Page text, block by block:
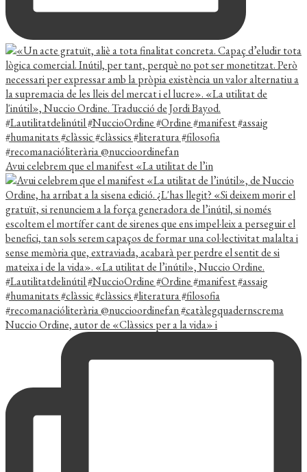
Avui celebrem que el manifest «La utilitat de l’in
Nuccio Ordine, autor de «Clàssics per a la vida» i